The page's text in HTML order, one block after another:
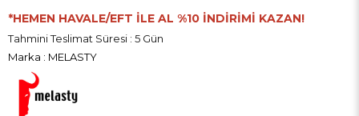
*HEMEN HAVALE/EFT İLE AL %10 İNDİRİMİ KAZAN!
Tahmini Teslimat Süresi : 5 Gün
Marka : MELASTY